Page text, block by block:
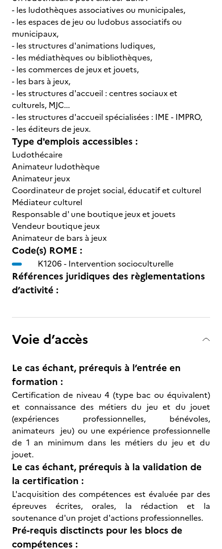
- les ludothèques associatives ou municipales,
- les espaces de jeu ou ludobus associatifs ou
municipaux,
- les structures d'animations ludiques,
- les médiathèques ou bibliothèques,
- les commerces de jeux et jouets,
- les bars à jeux,
- les structures d'accueil : centres sociaux et
culturels, MJC...
- les structures d'accueil spécialisées : IME - IMPRO,
- les éditeurs de jeux.
Type d'emplois accessibles :
Ludothécaire
Animateur ludothèque
Animateur jeux
Coordinateur de projet social, éducatif et culturel
Médiateur culturel
Responsable d' une boutique jeux et jouets
Vendeur boutique jeux
Animateur de bars à jeux
Code(s) ROME :
K1206 - Intervention socioculturelle
Références juridiques des règlementations
d’activité :
Voie d’accès
Le cas échant, prérequis à l’entrée en
formation :
Certification de niveau 4 (type bac ou équivalent)
et connaissance des métiers du jeu et du jouet
(expériences professionnelles, bénévoles,
animateurs jeu) ou une expérience professionnelle
de 1 an minimum dans les métiers du jeu et du
jouet.
Le cas échant, prérequis à la validation de
la certification :
L'acquisition des compétences est évaluée par des
épreuves écrites, orales, la rédaction et la
soutenance d'un projet d'actions professionnelles.
Pré-requis disctincts pour les blocs de
compétences :